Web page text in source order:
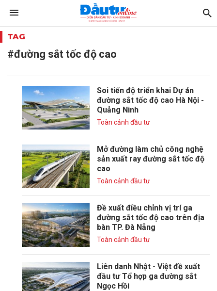
TAG
#đường sắt tốc độ cao
Soi tiến độ triển khai Dự án
đường sắt tốc độ cao Hà Nội -
Quảng Ninh
Toàn cảnh đầu tư
Mở đường làm chủ công nghệ
sản xuất ray đường sắt tốc độ
cao
Toàn cảnh đầu tư
Đề xuất điều chỉnh vị trí ga
đường sắt tốc độ cao trên địa
bàn TP. Đà Nẵng
Toàn cảnh đầu tư
Liên danh Nhật - Việt đề xuất
đầu tư Tổ hợp ga đường sắt
Ngọc Hồi